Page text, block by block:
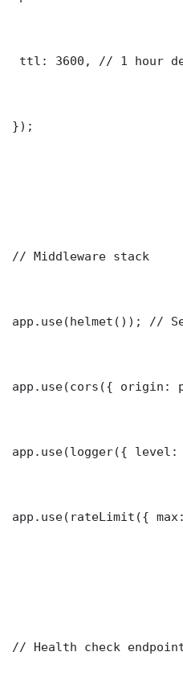
ttl: 3600, // 1 hour
});
// Middleware stack
app.use(helmet()); //
app.use(cors({ origin:
app.use(logger({
app.use(rateLimit({
// Health check